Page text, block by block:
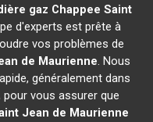
gaz Chappee Saint
d'experts est prête à
vos problèmes de
de Maurienne. Nous
généralement dans
vous assurer que
Jean de Maurienne